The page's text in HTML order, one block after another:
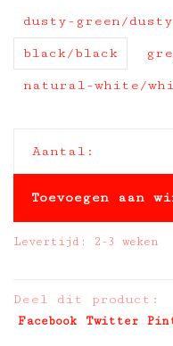
dusty-green/
black/black
natural-white/
Aantal:
Toevoegen aan
Levertijd: 2-3 weken
Deel dit product:
Facebook Twitter